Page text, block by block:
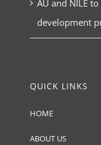
AU and NILE
development
QUICK LINKS
HOME
ABOUT US